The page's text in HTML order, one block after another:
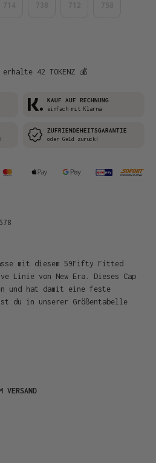
42 TOKENZ 💰
KAUF AUF RECHNUNG
einfach mit Klarna
ZUFRIENDEHEITSGARANTIE
oder Geld zurück!
mit diesem 59Fifty Fitted
Linie von New Era. Dieses Cap
und hat damit eine feste
du in unserer Größentabelle
VERSAND